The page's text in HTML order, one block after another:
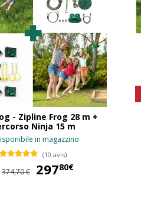
- Zipline Frog 28 m +
Ninja 15 m
in magazzino
(10 avis)
374,70 € 29780€